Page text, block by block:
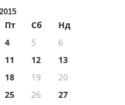
Пт Сб
Нд
4 5
6
11 12
13
18 19
20
25 26
27